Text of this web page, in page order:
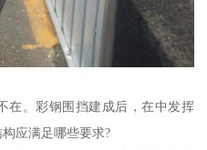
在。彩钢围挡建成后，在中发挥
应满足哪些要求?